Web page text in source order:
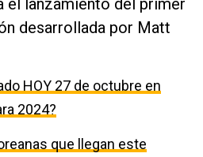
desarrollada por Matt
HOY 27 de octubre en
2024?
que llegan este